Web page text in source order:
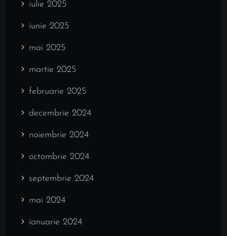
iulie 2025
iunie 2025
mai 2025
martie 2025
februarie 2025
decembrie 2024
noiembrie 2024
octombrie 2024
septembrie 2024
mai 2024
ianuarie 2024